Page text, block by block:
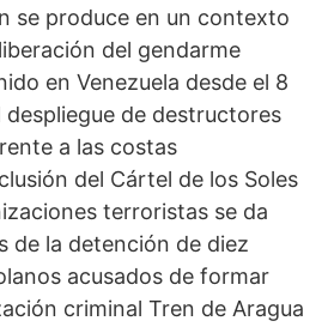
se produce en un contexto
del gendarme
en Venezuela desde el 8
despliegue de destructores
a las costas
del Cártel de los Soles
terroristas se da
de la detención de diez
acusados de formar
criminal Tren de Aragua